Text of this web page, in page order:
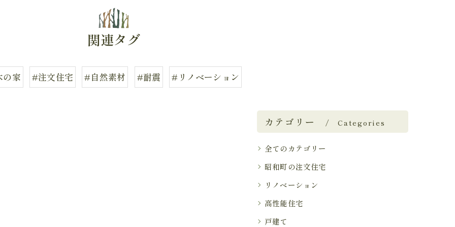
関連タグ
家 #注文住宅 #自然素材 #耐震 #リノベーション
カテゴリー Categories
全てのカテゴリー
昭和町の注文住宅
リノベーション
高性能住宅
戸建て